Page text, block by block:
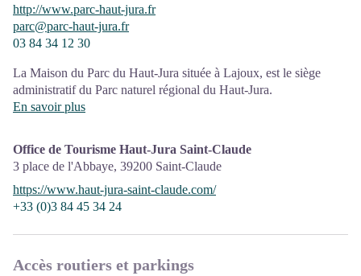
http://www.parc-haut-jura.fr
parc@parc-haut-jura.fr
03 84 34 12 30
La Maison du Parc du Haut-Jura située à Lajoux, est le siège
administratif du Parc naturel régional du Haut-Jura.
Elle propose à tous les publics des espaces de visite avec au
découvrir le Haut-Jura sous toutes ses facettes à travers des
installations colorées, ludiques et interactives.
Un spectacle sonore
La visite d'un grenier fort, élément remarquable du petit
ouvrages locaux et des produits issus de l'artisanat local.
En savoir plus
Office de Tourisme Haut-Jura Saint-Claude
3 place de l'Abbaye, 39200 Saint-Claude
https://www.haut-jura-saint-claude.com/
+33 (0)3 84 45 34 24
Accès routiers et parkings